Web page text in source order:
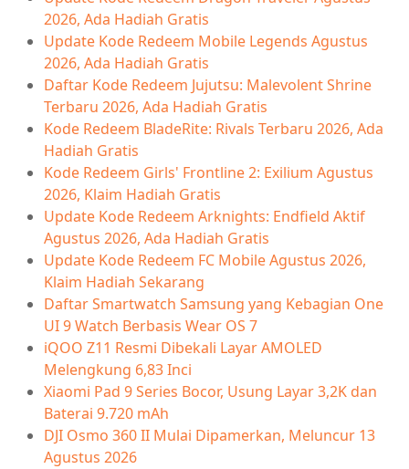
2026, Ada Hadiah Gratis
Update Kode Redeem Mobile Legends Agustus
2026, Ada Hadiah Gratis
Daftar Kode Redeem Jujutsu: Malevolent Shrine
Terbaru 2026, Ada Hadiah Gratis
Kode Redeem BladeRite: Rivals Terbaru 2026, Ada
Hadiah Gratis
Kode Redeem Girls' Frontline 2: Exilium Agustus
2026, Klaim Hadiah Gratis
Update Kode Redeem Arknights: Endfield Aktif
Agustus 2026, Ada Hadiah Gratis
Update Kode Redeem FC Mobile Agustus 2026,
Klaim Hadiah Sekarang
Daftar Smartwatch Samsung yang Kebagian One
UI 9 Watch Berbasis Wear OS 7
iQOO Z11 Resmi Dibekali Layar AMOLED
Melengkung 6,83 Inci
Xiaomi Pad 9 Series Bocor, Usung Layar 3,2K dan
Baterai 9.720 mAh
DJI Osmo 360 II Mulai Dipamerkan, Meluncur 13
Agustus 2026